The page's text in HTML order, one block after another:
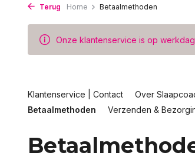
Terug Home Betaalmethoden
Onze klantenservice is op
Klantenservice | Contact Over
Betaalmethoden
Verzenden &